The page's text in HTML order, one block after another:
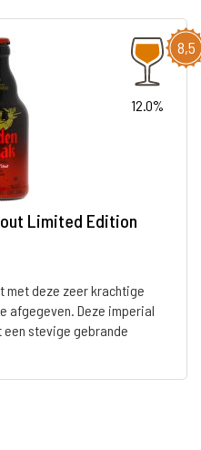
8,5
12.0%
Limited Edition
met deze zeer krachtige
afgegeven. Deze imperial
stevige gebrande